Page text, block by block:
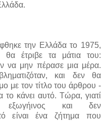
την Ελλάδα το 1975,
θα έτριβε τα μάτια του:
να μην πέρασε μια μέρα.
και δεν θα
με τον τίτλο του άρθρου -
κάνει αυτό. Τώρα, γιατί
και δεν
είναι ένα ζήτημα που